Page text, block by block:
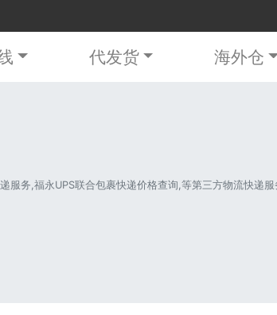
代发货 海外仓
服务,福永UPS联合包裹快递价格查询,等第三方物流快